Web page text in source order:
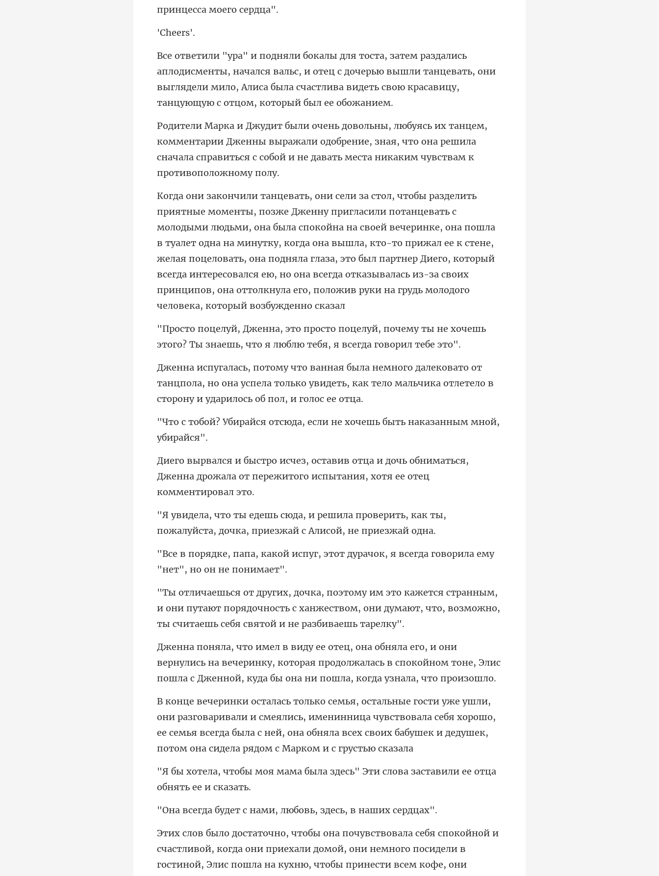
eer
ачался вальс, и отец с дочерью вышли танцевать, они
выглядели мило, Алиса была
тарии Дженны выражали одобрение, зная, что она решила
сначала справить
оей вечеринке, она пошла
в туалет одна на минутку, когда она вышла, кто-то прижал ее к стене,
желая поцеловать, она подняла глаза, это был партнер Диего, который
й, почему ты не хочешь
этого? Ты знаешь, ч
о от
танцпола, но она успела только увидеть, как тело мальч
юда, если не хочешь быть н
и дочь обниматься,
Дженна дрожала от пережит
а проверить, как ты,
пожалуйста, дочка
г, этот дурачок, я всегда говори
нным,
и они путают порядочность с ханжеством, они думают, что
нулись на вечеринку, которая продолжалась в спокойном тоне, Элис
и смеялись, именинница чувствовала себя хорошо,
ее семья всегда была с ней, она обн
была здесь" Эти слова застави
нами, любовь, здес
мой, они немного посидели в
гостиной, Элис пошла на кухню, чтобы принести всем кофе, они